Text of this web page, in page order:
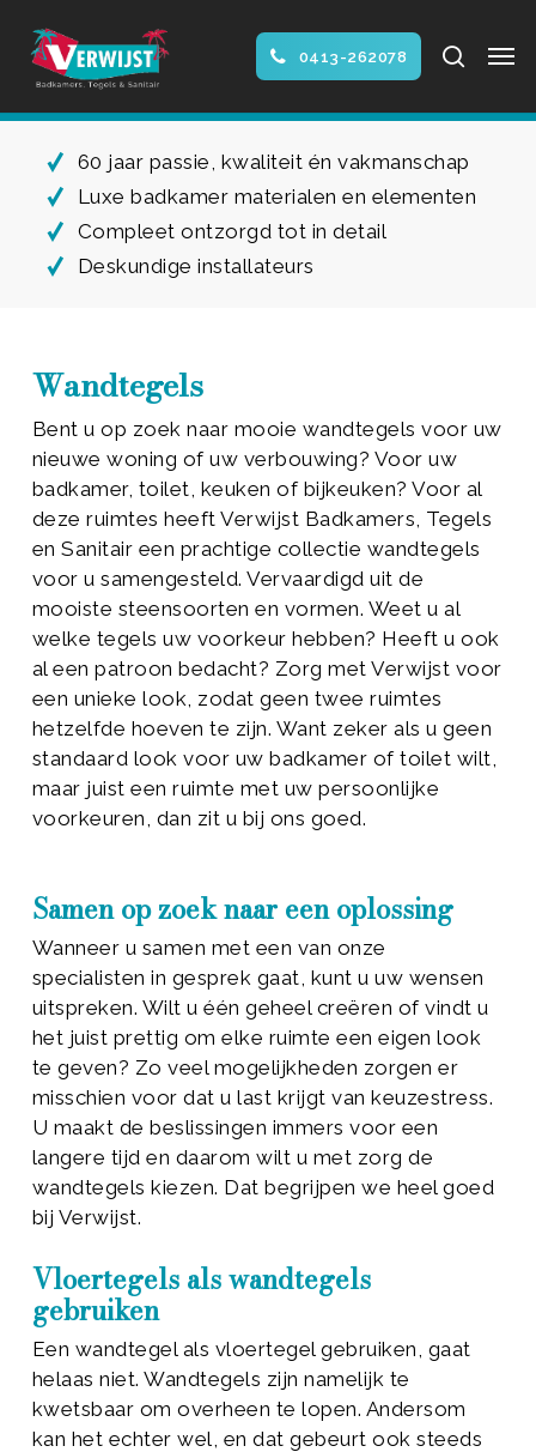
main
0413-262078 search
60 jaar passie, kwaliteit én vakmanschap
Luxe badkamer materialen en elementen
Compleet ontzorgd tot in detail
Deskundige installateurs
Wandtegels
Bent u op zoek naar mooie wandtegels voor uw
nieuwe woning of uw verbouwing? Voor uw
badkamer, toilet, keuken of bijkeuken? Voor al
deze ruimtes heeft Verwijst Badkamers, Tegels
en Sanitair een prachtige collectie wandtegels
voor u samengesteld. Vervaardigd uit de
mooiste steensoorten en vormen. Weet u al
welke tegels uw voorkeur hebben? Heeft u ook
al een patroon bedacht? Zorg met Verwijst voor
een unieke look, zodat geen twee ruimtes
hetzelfde hoeven te zijn. Want zeker als u geen
standaard look voor uw badkamer of toilet wilt,
maar juist een ruimte met uw persoonlijke
voorkeuren, dan zit u bij ons goed.
Samen op zoek naar een oplossing
Wanneer u samen met een van onze
specialisten in gesprek gaat, kunt u uw wensen
uitspreken. Wilt u één geheel creëren of vindt u
het juist prettig om elke ruimte een eigen look
te geven? Zo veel mogelijkheden zorgen er
misschien voor dat u last krijgt van keuzestress.
U maakt de beslissingen immers voor een
langere tijd en daarom wilt u met zorg de
wandtegels kiezen. Dat begrijpen we heel goed
bij Verwijst.
Vloertegels als wandtegels
gebruiken
Een wandtegel als vloertegel gebruiken, gaat
helaas niet. Wandtegels zijn namelijk te
kwetsbaar om overheen te lopen. Andersom
kan het echter wel, en dat gebeurt ook steeds